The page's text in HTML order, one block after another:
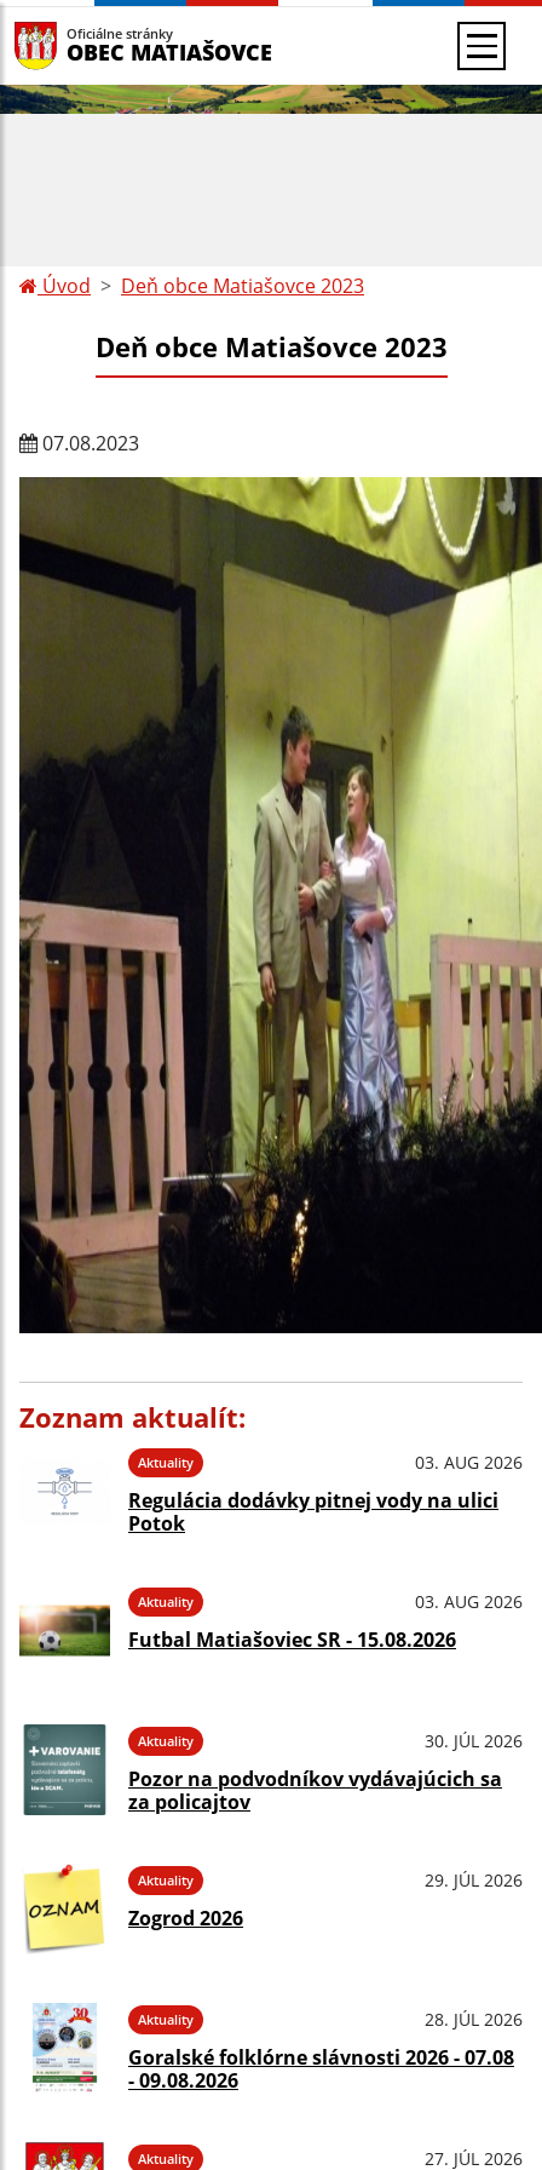
Oficiálne stránky
OBEC MATIAŠOVCE
Úvod Deň obce Matiašovce 2023
Deň obce Matiašovce 2023
07.08.2023
Zoznam aktualít:
Aktuality 03. AUG 2026
Regulácia dodávky pitnej vody na ulici
Potok
Aktuality 03. AUG 2026
Futbal Matiašoviec SR - 15.08.2026
Aktuality 30. JÚL 2026
Pozor na podvodníkov vydávajúcich sa
za policajtov
Aktuality 29. JÚL 2026
Zogrod 2026
Aktuality 28. JÚL 2026
Goralské folklórne slávnosti 2026 - 07.08
- 09.08.2026
Aktuality 27. JÚL 2026